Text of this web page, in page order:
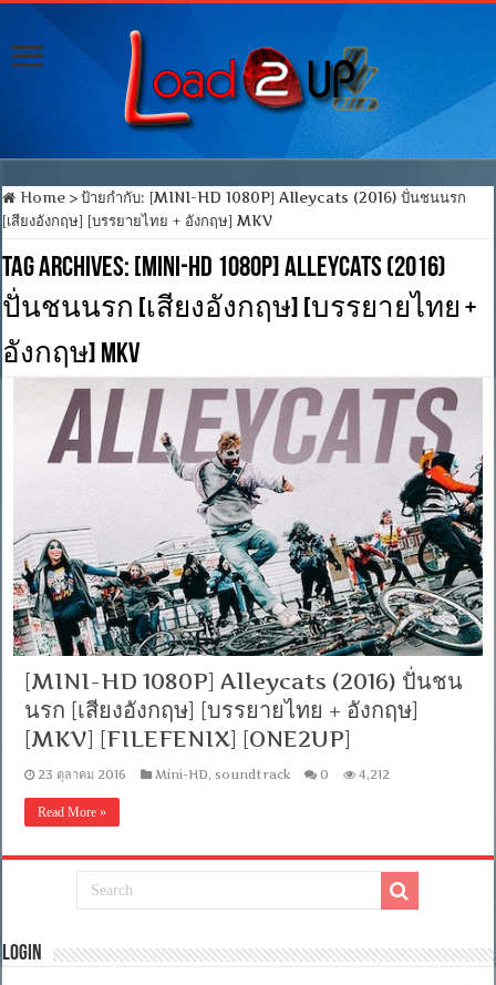
Home > ป้ายกำกับ: [MINI-HD 1080P] Alleycats (2016) ปั่นชนนรก
[เสียงอังกฤษ] [บรรยายไทย + อังกฤษ] MKV
Tag Archives: [MINI-HD 1080P] Alleycats (2016)
ปั่นชนนรก [เสียงอังกฤษ] [บรรยายไทย +
อังกฤษ] MKV
[MINI-HD 1080P] Alleycats (2016) ปั่นชน
นรก [เสียงอังกฤษ] [บรรยายไทย + อังกฤษ]
[MKV] [FILEFENIX] [ONE2UP]
23 ตุลาคม 2016 Mini-HD, soundtrack 0 4,212
Read More »
Login